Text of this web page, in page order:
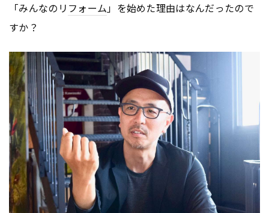
「みんなのリ フォーム」を始めた理由はなんだったので
すか？